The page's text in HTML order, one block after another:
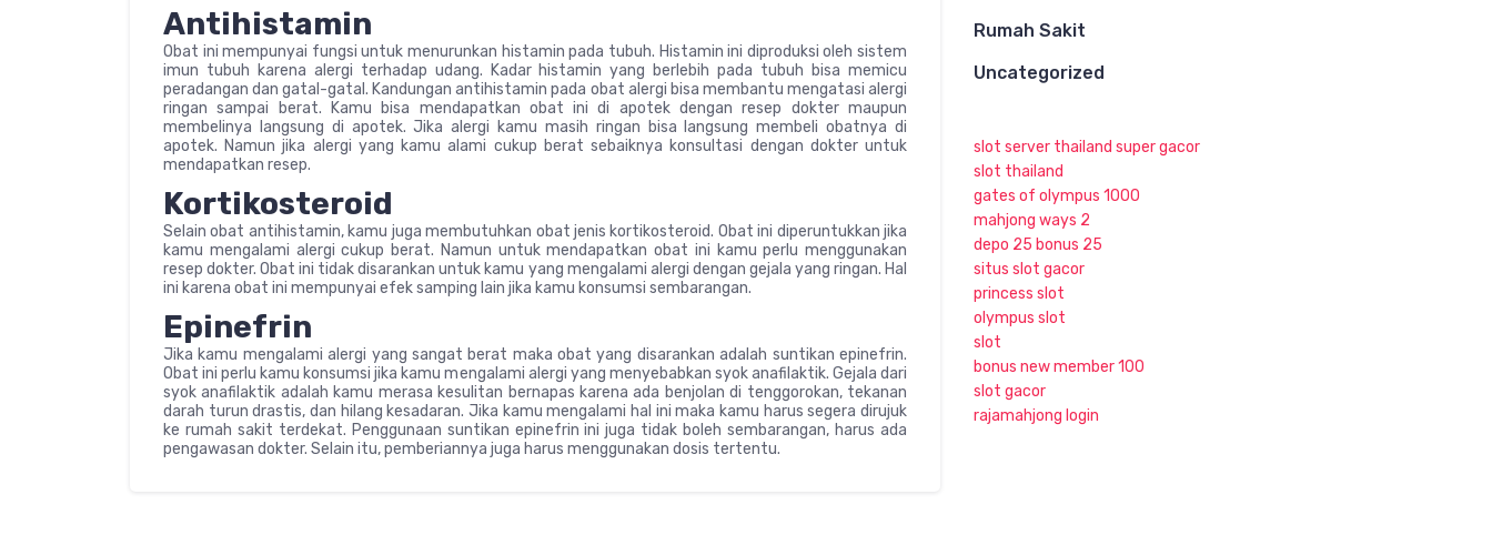
Antihistamin
Obat ini mempunyai fungsi untuk menurunkan histamin pada tubuh. Histamin ini diproduksi oleh sistem
imun tubuh karena alergi terhadap udang. Kadar histamin yang berlebih pada tubuh bisa memicu
peradangan dan gatal-gatal. Kandungan antihistamin pada obat alergi bisa membantu mengatasi alergi
ringan sampai berat. Kamu bisa mendapatkan obat ini di apotek dengan resep dokter maupun
membelinya langsung di apotek. Jika alergi kamu masih ringan bisa langsung membeli obatnya di
apotek. Namun jika alergi yang kamu alami cukup berat sebaiknya konsultasi dengan dokter untuk
mendapatkan resep.
Kortikosteroid
Selain obat antihistamin, kamu juga membutuhkan obat jenis kortikosteroid. Obat ini diperuntukkan jika
kamu mengalami alergi cukup berat. Namun untuk mendapatkan obat ini kamu perlu menggunakan
resep dokter. Obat ini tidak disarankan untuk kamu yang mengalami alergi dengan gejala yang ringan. Hal
ini karena obat ini mempunyai efek samping lain jika kamu konsumsi sembarangan.
Epinefrin
Jika kamu mengalami alergi yang sangat berat maka obat yang disarankan adalah suntikan epinefrin.
Obat ini perlu kamu konsumsi jika kamu mengalami alergi yang menyebabkan syok anafilaktik. Gejala dari
syok anafilaktik adalah kamu merasa kesulitan bernapas karena ada benjolan di tenggorokan, tekanan
darah turun drastis, dan hilang kesadaran. Jika kamu mengalami hal ini maka kamu harus segera dirujuk
ke rumah sakit terdekat. Penggunaan suntikan epinefrin ini juga tidak boleh sembarangan, harus ada
pengawasan dokter. Selain itu, pemberiannya juga harus menggunakan dosis tertentu.
Rumah Sakit
Uncategorized
slot server thailand super gacor
slot thailand
gates of olympus 1000
mahjong ways 2
depo 25 bonus 25
situs slot gacor
princess slot
olympus slot
slot
bonus new member 100
slot gacor
rajamahjong login